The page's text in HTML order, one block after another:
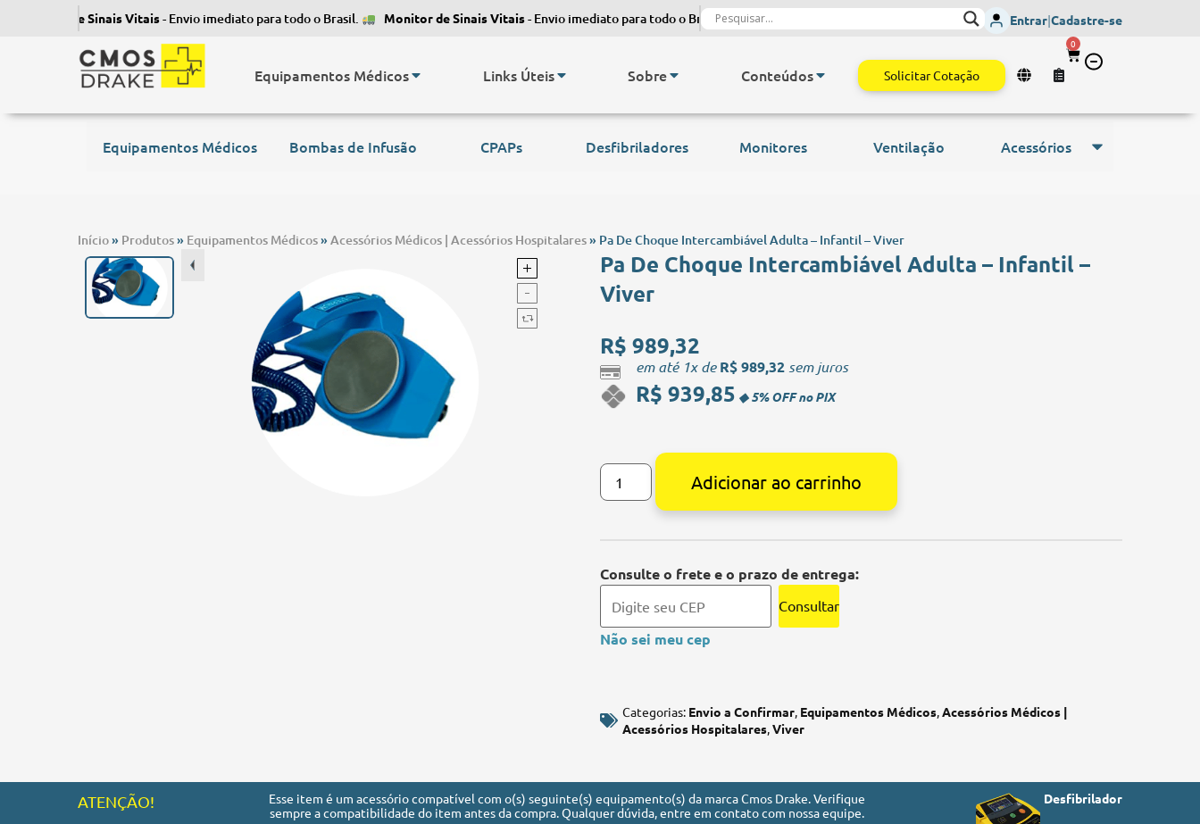
de Sinais Vitais- Envio imediato para todo o Brasil. Monitor de Sinais Vitais- Envio imediato para todo o Brasil. Monitor de Sinais Vitais - Envio imediato para todo o Brasil. Monitor de Sinais
Entrar|Cadastre-se
Equipamentos Médicos Links Úteis Sobre Conteúdos Solicitar Cotação
0
Equipamentos Médicos Bombas de Infusão CPAPs Desfibriladores Monitores Ventilação Acessórios
Início» Produtos» Equipamentos Médicos» Acessórios Médicos | Acessórios Hospitalares» Pa De Choque Intercambiável Adulta – Infantil – Viver
Pa De Choque Intercambiável Adulta – Infantil –
Viver
R$ 989,32
em até 1x deR$989,32 sem juros
R$ 939,85
Adicionar ao carrinho
Consulte o frete e o prazo de entrega:
Consultar
Não sei meu cep
Categorias: Envio a Confirmar, Equipamentos Médicos,Acessórios Médicos |
Acessórios Hospitalares,Viver
ATENÇÃO!
Esse item é um acessório compatível com o(s) seguinte(s) equipamento(s) da marca Cmos Drake. Verifique
sempre a compatibilidade do item antes da compra. Qualquer dúvida, entre em contato com nossa equipe.
Desfibrilador